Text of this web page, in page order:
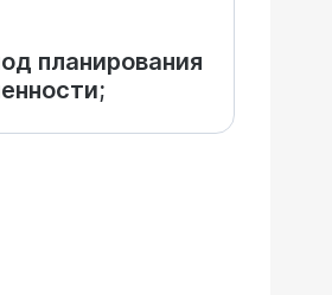
планирования